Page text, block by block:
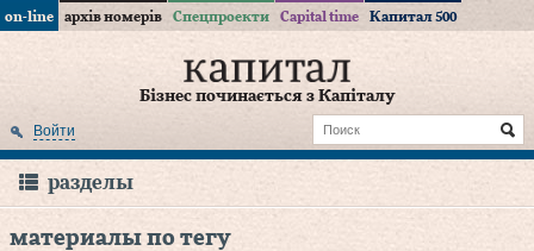
on-line архів номерів Спецпроекти Capital time Капитал 500
Бізнес починається з Капіталу
Войти
разделы
материалы по тегу